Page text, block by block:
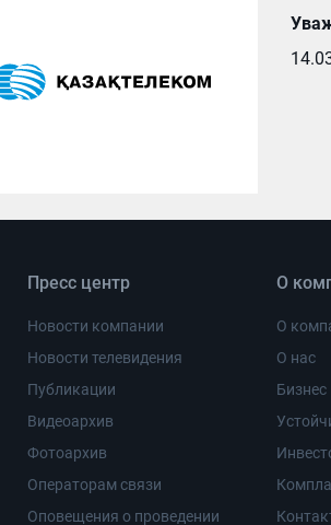
Пресс центр
Новости компании
Новости телевидения
Публикации
Видеоархив
Фотоархив
Операторам связи
Оповещения о проведении
О
О
О нас
Бизнес